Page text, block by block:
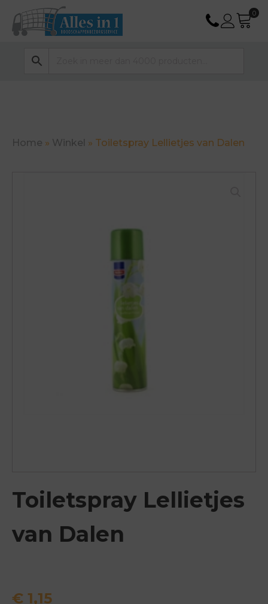
Home » Winkel » Toiletspray Lellietjes van Dalen
Toiletspray Lellietjes
van Dalen
€ 1,15